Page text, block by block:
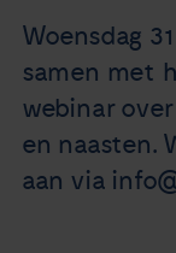
Nieuws
Agenda
Woensdag
samen met
webinar
en naasten.
aan via